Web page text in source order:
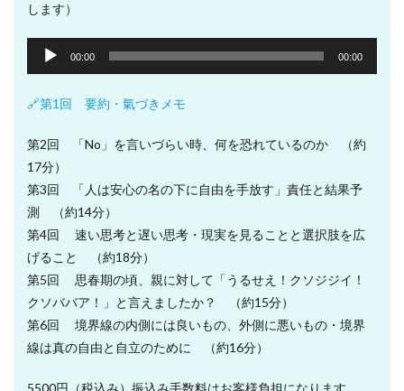
します）
声
プ
ー
ヤ
ー
00:00 00:00
🔗第1回 要約・氣づきメモ
第2回 「No」を言いづらい時、何を恐れているのか （約
17分）
第3回 「人は安心の名の下に自由を手放す」責任と結果予
測 （約14分）
第4回 速い思考と遅い思考・現実を見ることと選択肢を広
げること （約18分）
第5回 思春期の頃、親に対して「うるせえ！クソジジイ！
クソババア！」と言えましたか？ （約15分）
第6回 境界線の内側には良いもの、外側に悪いもの・境界
線は真の自由と自立のために （約16分）
5500円（税込み）振込み手数料はお客様負担になります。